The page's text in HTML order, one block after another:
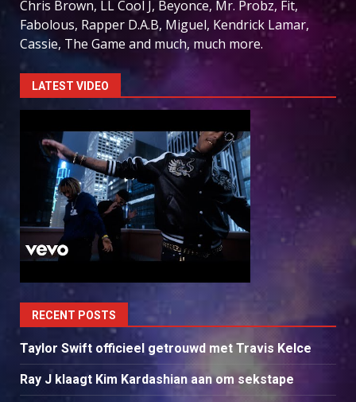
Chris Brown, LL Cool J, Beyonce, Mr. Probz, Fit,
Fabolous, Rapper D.A.B, Miguel, Kendrick Lamar,
Cassie, The Game and much, much more.
LATEST VIDEO
RECENT POSTS
Taylor Swift officieel getrouwd met Travis Kelce
Ray J klaagt Kim Kardashian aan om sekstape